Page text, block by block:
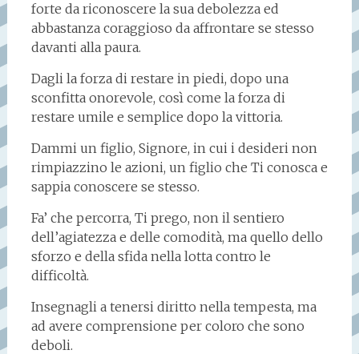
forte da riconoscere la sua debolezza ed
abbastanza coraggioso da affrontare se stesso
davanti alla paura.
Dagli la forza di restare in piedi, dopo una
sconfitta onorevole, così come la forza di
restare umile e semplice dopo la vittoria.
Dammi un figlio, Signore, in cui i desideri non
rimpiazzino le azioni, un figlio che Ti conosca e
sappia conoscere se stesso.
Fa’ che percorra, Ti prego, non il sentiero
dell’agiatezza e delle comodità, ma quello dello
sforzo e della sfida nella lotta contro le
difficoltà.
Insegnagli a tenersi diritto nella tempesta, ma
ad avere comprensione per coloro che sono
deboli.